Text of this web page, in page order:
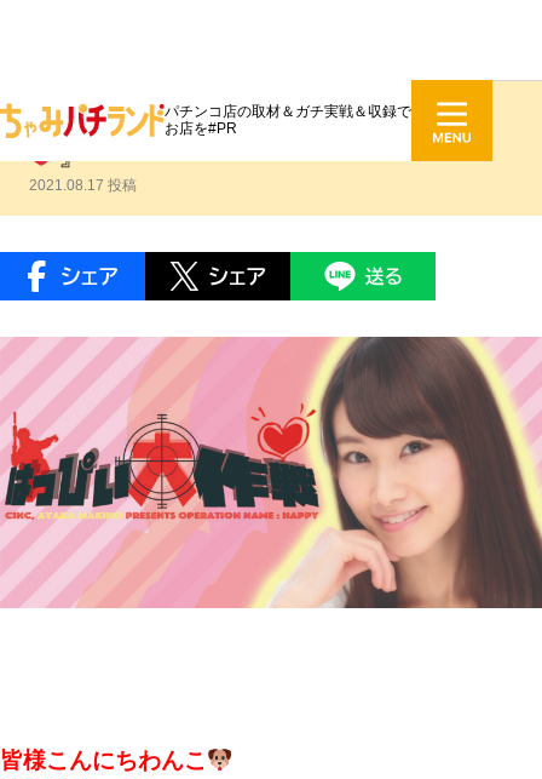
パチンコ店の取材＆ガチ実戦＆収録で
お店を#PR
牧野綾花 #064『アボガドおつまみ
』
2021.08.17 投稿
皆様こんにちわんこ